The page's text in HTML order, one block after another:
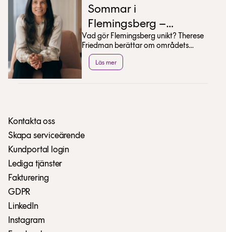
Sommar i
Flemingsberg –
Therese Friedman
tipsar
Vad gör Flemingsberg unikt? Therese
Friedman berättar om områdets
utveckling och delar med sig av sina
bästa sommartips.
Läs mer
Kontakta oss
Skapa serviceärende
Kundportal login
Lediga tjänster
Fakturering
GDPR
LinkedIn
Instagram